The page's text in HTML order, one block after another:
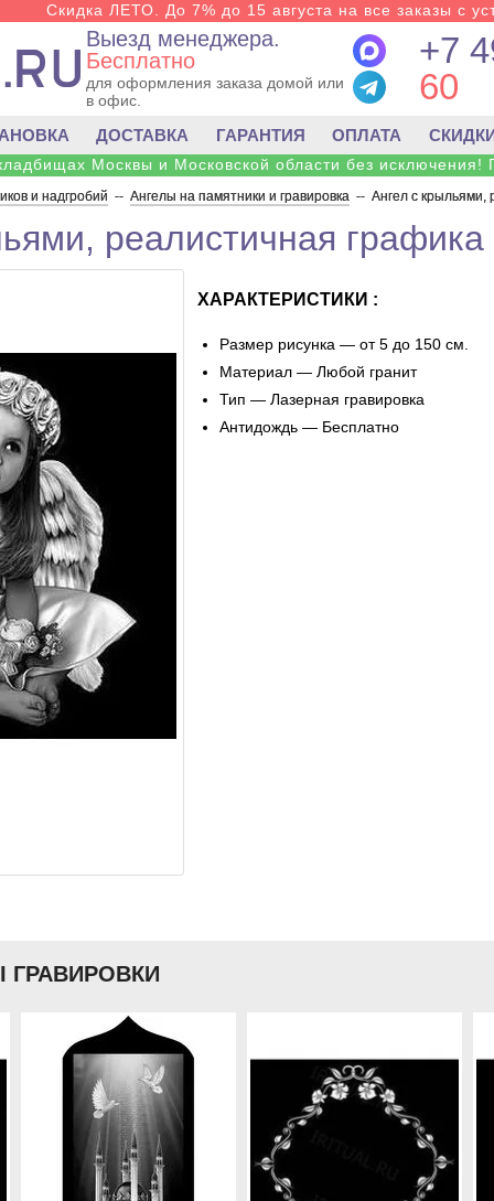
Скидка ЛЕТО. До 7% до 15 августа на все заказы с
Выезд менеджера.
Бесплатно
для оформления заказа домой или
в офис.
+7
60
ДОСТАВКА ГАРАНТИЯ ОПЛАТА
Москвы и Московской области без исключения!
и надгробий -- Ангелы на памятники и гравировка -- Ангел с крыльями,
реалистичная
ХАРАКТЕРИСТИКИ :
Размер рисунка — от 5 до 150 см.
Материал — Любой гранит
Тип — Лазерная гравировка
Антидождь — Бесплатно
ГРАВИРОВКИ